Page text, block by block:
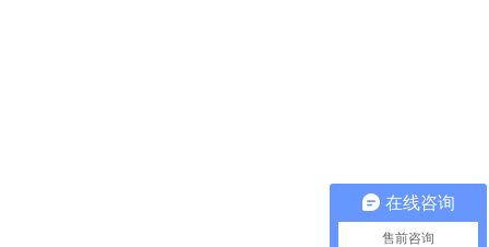
在线咨询
售前咨询